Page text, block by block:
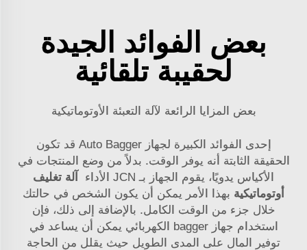
بعض الفوائد الجيدة
لحقيبة تلقائية
بعض المزايا الرائعة لآلة التعبئة الأوتوماتيكية
إحدى الفوائد الكبيرة لجهاز Auto Bagger قد تكون
الحقيقة الثابتة أنه يوفر الوقت. بدلاً من وضع المنتجات في
الأكياس يدويًا، يقوم الجهاز بـ JCN الأداء
آلة تغليف
أوتوماتيكية بهذا الأمر يمكن أن يكون الشخص في حالتك
خلال جزء من الوقت الكامل. بالإضافة إلى ذلك، فإن
استخدام جهاز bagger الكهربائي يمكن أن يساعد في
توفير المال على المدى الطويل حيث يقلل من الحاجة